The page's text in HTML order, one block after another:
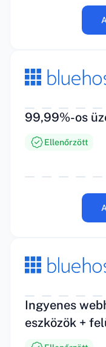
99,99%-os
Ellenőrzött
Ingyenes
eszközök +